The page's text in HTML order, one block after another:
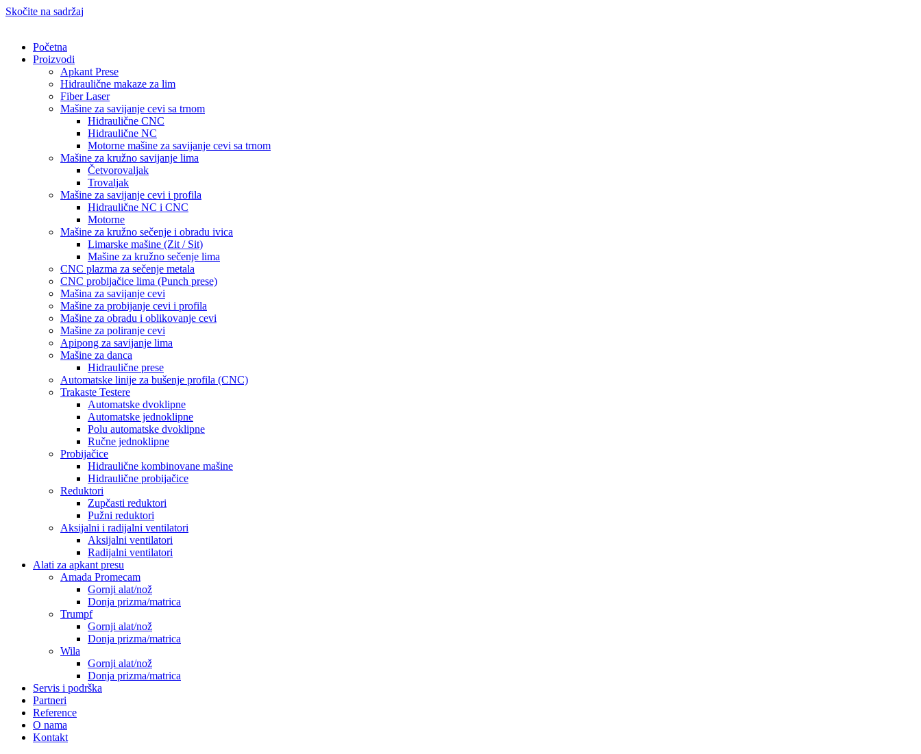
Skočite na sadržaj
Početna
Proizvodi
Apkant Prese
Hidraulične makaze za lim
Fiber Laser
Mašine za savijanje cevi sa trnom
Hidraulične CNC
Hidraulične NC
Motorne mašine za savijanje cevi sa trnom
Mašine za kružno savijanje lima
Četvorovaljak
Trovaljak
Mašine za savijanje cevi i profila
Hidraulične NC i CNC
Motorne
Mašine za kružno sečenje i obradu ivica
Limarske mašine (Zit / Sit)
Mašine za kružno sečenje lima
CNC plazma za sečenje metala
CNC probijačice lima (Punch prese)
Mašina za savijanje cevi
Mašine za probijanje cevi i profila
Mašine za obradu i oblikovanje cevi
Mašine za poliranje cevi
Apipong za savijanje lima
Mašine za danca
Hidraulične prese
Automatske linije za bušenje profila (CNC)
Trakaste Testere
Automatske dvoklipne
Automatske jednoklipne
Polu automatske dvoklipne
Ručne jednoklipne
Probijačice
Hidraulične kombinovane mašine
Hidraulične probijačice
Reduktori
Zupčasti reduktori
Pužni reduktori
Aksijalni i radijalni ventilatori
Aksijalni ventilatori
Radijalni ventilatori
Alati za apkant presu
Amada Promecam
Gornji alat/nož
Donja prizma/matrica
Trumpf
Gornji alat/nož
Donja prizma/matrica
Wila
Gornji alat/nož
Donja prizma/matrica
Servis i podrška
Partneri
Reference
O nama
Kontakt